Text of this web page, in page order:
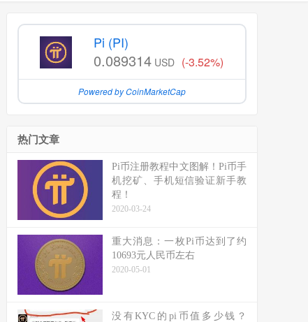
Pi (PI)
0.089314 USD (-3.52%)
Powered by CoinMarketCap
热门文章
Pi币注册教程中文图解！Pi币手
机挖矿、手机短信验证新手教
程！
2020-03-24
重大消息：一枚Pi币达到了约
10693元人民币左右
2020-05-01
没有KYC的pi币值多少钱？